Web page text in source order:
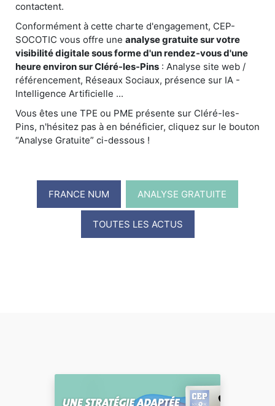
contactent.
Conformément à cette charte d'engagement, CEP-
SOCOTIC vous offre une analyse gratuite sur votre
visibilité digitale sous forme d'un rendez-vous d'une
heure environ sur Cléré-les-Pins : Analyse site web /
référencement, Réseaux Sociaux, présence sur IA -
Intelligence Artificielle ...
Vous êtes une TPE ou PME présente sur Cléré-les-
Pins, n'hésitez pas à en bénéficier, cliquez sur le bouton
“Analyse Gratuite” ci-dessous !
FRANCE NUM ANALYSE GRATUITE
TOUTES LES ACTUS